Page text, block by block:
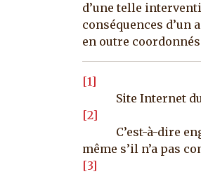
d’une telle
conséquences
en outre
[1]
Site Internet
[2]
C’est-à-dire
même s’il n’a pas
[3]